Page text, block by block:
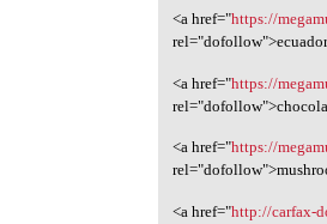
<a href="https://
<a href="https://
<a href="https://
<a href="http://carfax-